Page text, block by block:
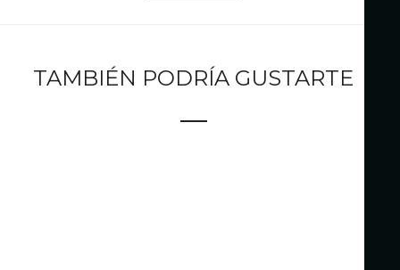
TAMBIÉN PODRÍA GUSTARTE